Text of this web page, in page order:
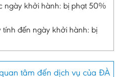
ngày khởi hành: bị phạt 50%
đến ngày khởi hành: bị
tâm đến dịch vụ của ĐÀ